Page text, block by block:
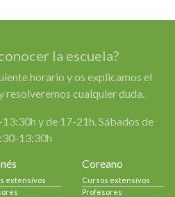
la escuela?
horario y os explicamos el
resolveremos cualquier duda.
y de 17-21h. Sábados de
13:30h
extensivos
Coreano
Cursos extensivos
Profesores